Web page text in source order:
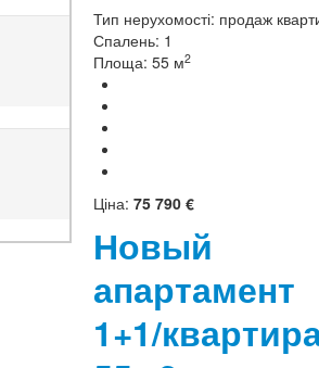
Тип нерухомості: продаж
Спалень: 1
Площа: 55 м2
Ціна: 75 790 €
Новый
апартамент
1+1/